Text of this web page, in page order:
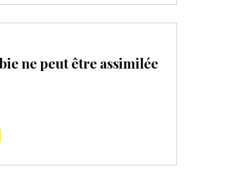
ne peut être assimilée